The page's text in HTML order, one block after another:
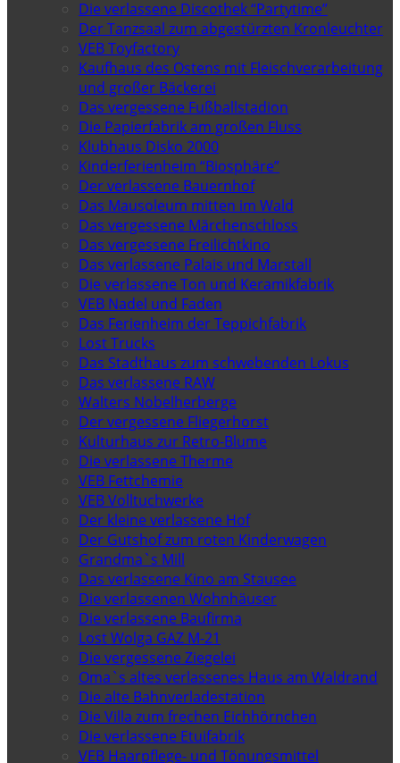
Die verlassene Discothek “Partytime”
Der Tanzsaal zum abgestürzten Kronleuchter
VEB Toyfactory
Kaufhaus des Ostens mit Fleischverarbeitung
und großer Bäckerei
Das vergessene Fußballstadion
Die Papierfabrik am großen Fluss
Klubhaus Disko 2000
Kinderferienheim “Biosphäre”
Der verlassene Bauernhof
Das Mausoleum mitten im Wald
Das vergessene Märchenschloss
Das vergessene Freilichtkino
Das verlassene Palais und Marstall
Die verlassene Ton und Keramikfabrik
VEB Nadel und Faden
Das Ferienheim der Teppichfabrik
Lost Trucks
Das Stadthaus zum schwebenden Lokus
Das verlassene RAW
Walters Nobelherberge
Der vergessene Fliegerhorst
Kulturhaus zur Retro-Blume
Die verlassene Therme
VEB Fettchemie
VEB Volltuchwerke
Der kleine verlassene Hof
Der Gutshof zum roten Kinderwagen
Grandma`s Mill
Das verlassene Kino am Stausee
Die verlassenen Wohnhäuser
Die verlassene Baufirma
Lost Wolga GAZ M-21
Die vergessene Ziegelei
Oma`s altes verlassenes Haus am Waldrand
Die alte Bahnverladestation
Die Villa zum frechen Eichhörnchen
Die verlassene Etuifabrik
VEB Haarpflege- und Tönungsmittel